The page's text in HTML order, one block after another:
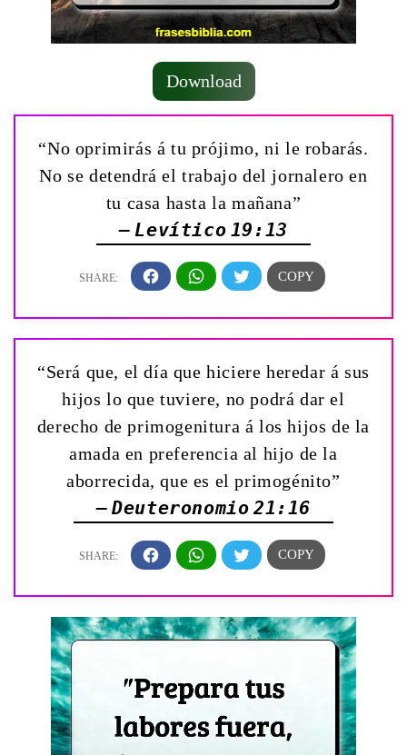
Download
“No oprimirás á tu prójimo, ni le robarás.
No se detendrá el trabajo del jornalero en
tu casa hasta la mañana”
— Levítico 19:13
“Será que, el día que hiciere heredar á sus
hijos lo que tuviere, no podrá dar el
derecho de primogenitura á los hijos de la
amada en preferencia al hijo de la
aborrecida, que es el primogénito”
— Deuteronomio 21:16